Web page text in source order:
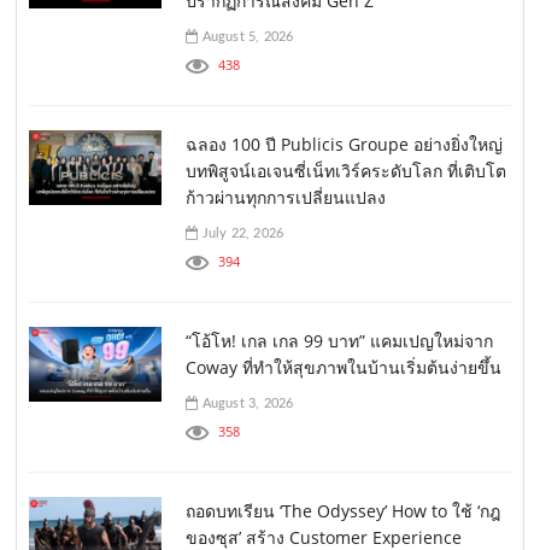
August 5, 2026
438
ฉลอง 100 ปี Publicis Groupe อย่างยิ่งใหญ่
บทพิสูจน์เอเจนซี่เน็ทเวิร์คระดับโลก ที่เติบโต
ก้าวผ่านทุกการเปลี่ยนแปลง
July 22, 2026
394
“โอ้โห! เกล เกล 99 บาท” แคมเปญใหม่จาก
Coway ที่ทำให้สุขภาพในบ้านเริ่มต้นง่ายขึ้น
August 3, 2026
358
ถอดบทเรียน ‘The Odyssey’ How to ใช้ ‘กฎ
ของซุส’ สร้าง Customer Experience